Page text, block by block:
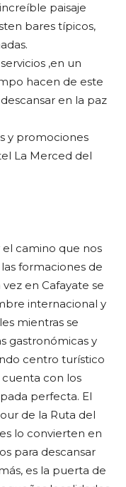
paisaje
bares típicos,
,en un
hacen de este
en la paz
y promociones
La Merced del
el camino que nos
formaciones de
en Cafayate se
internacional y
mientras se
gastronómicas y
centro turístico
con los
perfecta. El
de la Ruta del
lo convierten en
para descansar
es la puerta de